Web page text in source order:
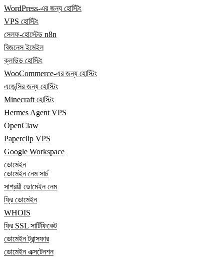
WordPress-এর জন্য হোস্টিং
VPS হোস্টিং
সেলফ-হোস্টেড n8n
বিজনেস ইমেইল
ক্লাউড হোস্টিং
WooCommerce-এর জন্য হোস্টিং
এজেন্সির জন্য হোস্টিং
Minecraft হোস্টিং
Hermes Agent VPS
OpenClaw
Paperclip VPS
Google Workspace
ডোমেইন
ডোমেইন নেম সার্চ
সাশ্রয়ী ডোমেইন নেম
ফ্রি ডোমেইন
WHOIS
ফ্রি SSL সার্টিফিকেট
ডোমেইন ট্রান্সফার
ডোমেইন এক্সটেনশন